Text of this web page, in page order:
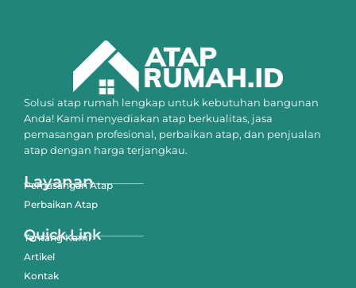
Solusi atap rumah lengkap untuk kebutuhan bangunan
Anda! Kami menyediakan atap berkualitas, jasa
pemasangan profesional, perbaikan atap, dan penjualan
atap dengan harga terjangkau.
Layanan
Pemasangan Atap
Perbaikan Atap
Quick Link
Tentang Kami
Artikel
Kontak